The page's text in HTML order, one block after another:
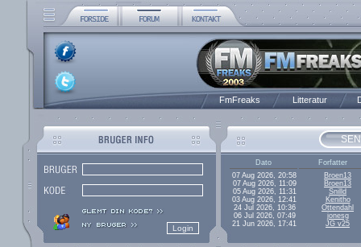
FmFreaks Litteratur
Dato
Forfatter
07 Aug 2026, 20:58
Broen13
07 Aug 2026, 11:09
Broen13
05 Aug 2026, 11:31
Snilld
03 Aug 2026, 12:41
Kenitho
24 Jul 2026, 10:36
Ottendahl
06 Jul 2026, 07:49
jonesg
21 Jun 2026, 17:41
JG v25